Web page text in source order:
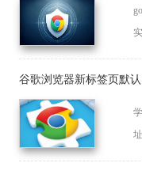
谷歌浏览器新标签页默